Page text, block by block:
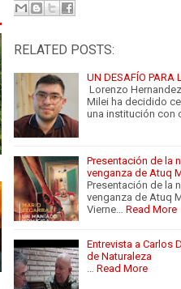
RELATED POSTS:
UN DESAFÍO PARA
Lorenzo
Milei ha decidido
una institución con
Presentación de la
venganza de Atuq
Presentación de la
venganza de Atuq
Vierne…
Read More
Entrevista a Carlos
de Naturaleza
Read More